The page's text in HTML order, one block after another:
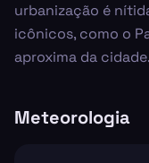
urbanização é
icônicos, como o
aproxima da cidade.
Meteorologia